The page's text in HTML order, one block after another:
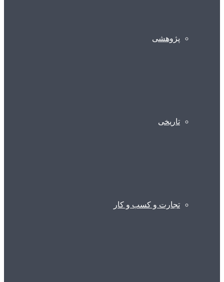
پژوهشی
تاریخی
تجارت و کسب و کار